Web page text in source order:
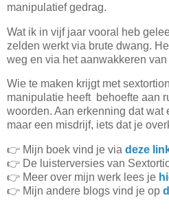
manipulatief gedrag.
Wat ik in vijf jaar vooral heb
zelden werkt via brute dwang.
weg en via het aanwakkeren van
Wie te maken krijgt met
manipulatie heeft behoefte aan
woorden. Aan erkenning dat wat
maar een misdrijf, iets dat je
👉 Mijn boek vind je via deze
👉 De luisterversies van
👉 Meer over mijn werk lees je
👉 Mijn andere blogs vind je op